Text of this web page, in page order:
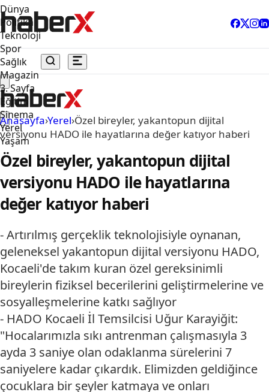
Dünya
Politika
Teknoloji
Spor
Sağlık
Magazin
3. Sayfa
Eğitim
Sinema
Yerel
Yaşam
Anasayfa›Yerel›Özel bireyler, yakantopun dijital
versiyonu HADO ile hayatlarına değer katıyor haberi
Özel bireyler, yakantopun dijital
versiyonu HADO ile hayatlarına
değer katıyor haberi
- Artırılmış gerçeklik teknolojisiyle oynanan,
geleneksel yakantopun dijital versiyonu HADO,
Kocaeli'de takım kuran özel gereksinimli
bireylerin fiziksel becerilerini geliştirmelerine ve
sosyalleşmelerine katkı sağlıyor
- HADO Kocaeli İl Temsilcisi Uğur Karayiğit:
"Hocalarımızla sıkı antrenman çalışmasıyla 3
ayda 3 saniye olan odaklanma sürelerini 7
saniyelere kadar çıkardık. Elimizden geldiğince
çocuklara bir şeyler katmaya ve onları